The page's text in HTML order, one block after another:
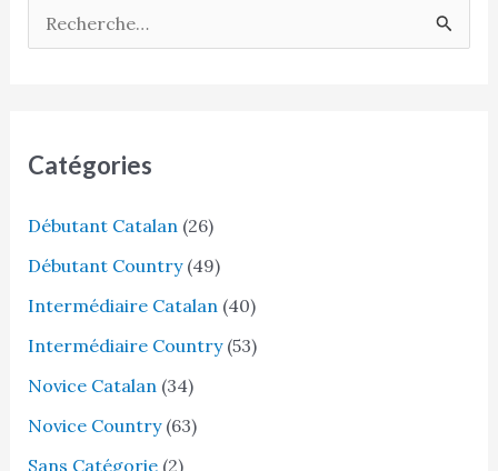
e
e
c
h
e
Catégories
Débutant Catalan (26)
Débutant Country(49)
Intermédiaire Catalan (40)
Intermédiaire Country(53)
Novice Catalan (34)
Novice Country(63)
Sans Catégorie(2)